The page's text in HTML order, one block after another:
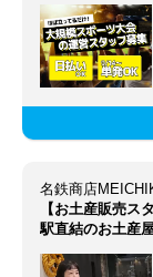
名鉄商店
【お土産販売ス
駅直結のお土産